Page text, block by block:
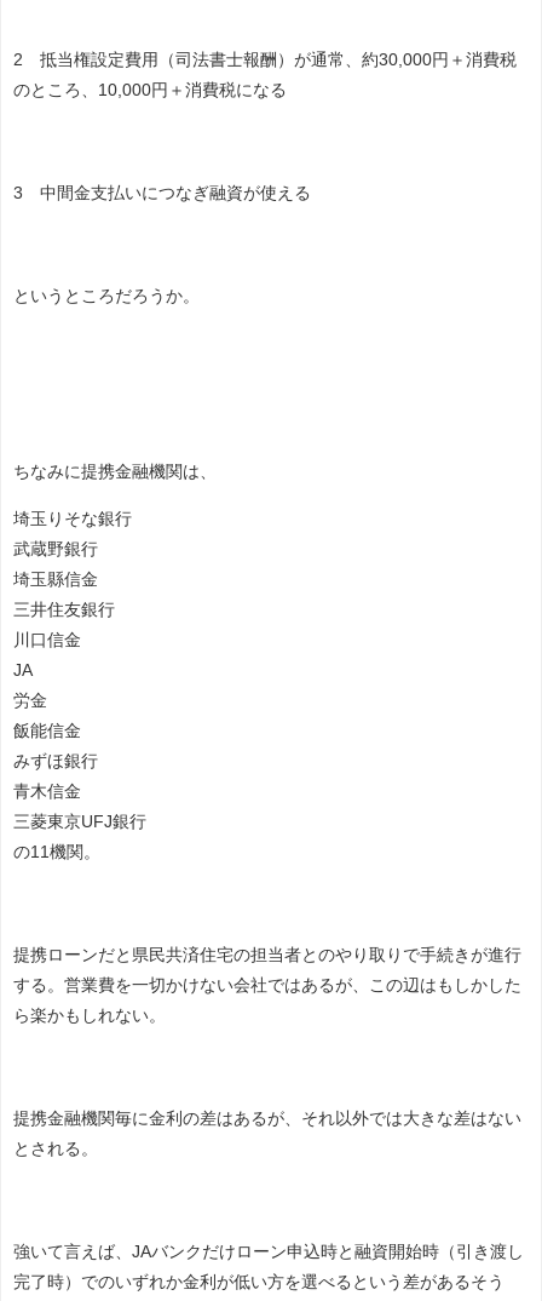
2 抵当権設定費用（司法書士報酬）が通常、約30,000円＋消費税
のところ、10,000円＋消費税になる
3 中間金支払いにつなぎ融資が使える
というところだろうか。
ちなみに提携金融機関は、
埼玉りそな銀行
武蔵野銀行
埼玉縣信金
三井住友銀行
川口信金
JA
労金
飯能信金
みずほ銀行
青木信金
三菱東京UFJ銀行
の11機関。
提携ローンだと県民共済住宅の担当者とのやり取りで手続きが進行
する。営業費を一切かけない会社ではあるが、この辺はもしかした
ら楽かもしれない。
提携金融機関毎に金利の差はあるが、それ以外では大きな差はない
とされる。
強いて言えば、JAバンクだけローン申込時と融資開始時（引き渡し
完了時）でのいずれか金利が低い方を選べるという差があるそう